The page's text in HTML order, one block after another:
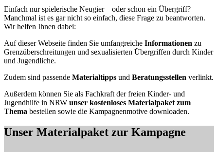
Einfach nur spielerische Neugier – oder schon ein Übergriff?
Manchmal ist es gar nicht so einfach, diese Frage zu beantworten.
Wir helfen Ihnen dabei:
Auf dieser Webseite finden Sie umfangreiche Informationen zu
Grenzüberschreitungen und sexualisierten Übergriffen durch Kinder
und Jugendliche.
Zudem sind passende Materialtipps und Beratungsstellen verlinkt.
Außerdem können Sie als Fachkraft der freien Kinder- und
Jugendhilfe in NRW unser kostenloses Materialpaket zum
Thema bestellen sowie die Kampagnenmotive downloaden.
Unser Materialpaket zur Kampagne